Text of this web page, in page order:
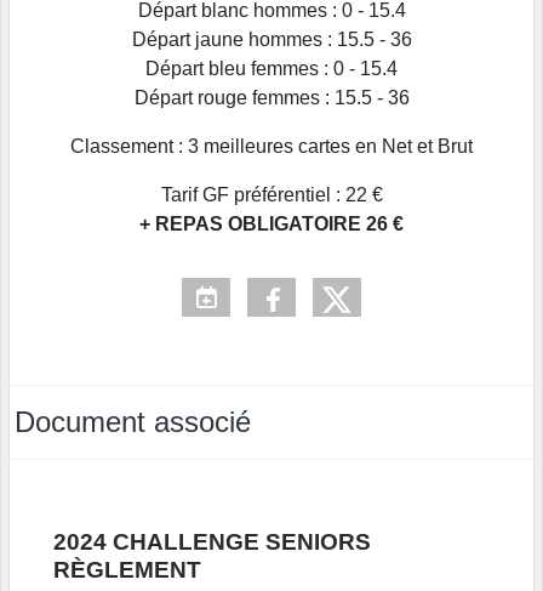
Départ blanc hommes : 0 - 15.4
Départ jaune hommes : 15.5 - 36
Départ bleu femmes : 0 - 15.4
Départ rouge femmes : 15.5 - 36
Classement : 3 meilleures cartes en Net et Brut
Tarif GF préférentiel : 22 €
+ REPAS OBLIGATOIRE 26 €
Document associé
2024 CHALLENGE SENIORS
RÈGLEMENT